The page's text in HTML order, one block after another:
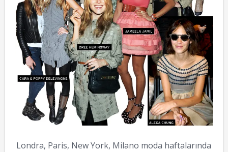
Londra, Paris, New York, Milano moda haftalarında